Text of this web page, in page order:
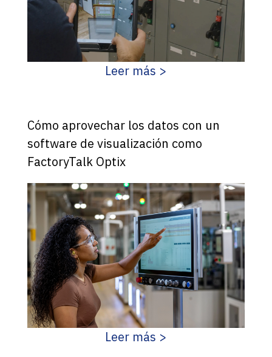
Leer más >
Cómo aprovechar los datos con un
software de visualización como
FactoryTalk Optix
Leer más >